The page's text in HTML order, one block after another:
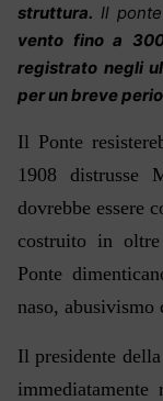
struttura. Il
vento fino a
registrato negli
per un breve
Il Ponte
1908 distrusse
dovrebbe essere
costruito in
Ponte
naso, abusivismo
Il presidente
immediatamente